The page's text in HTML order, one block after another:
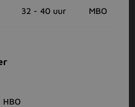
32 - 40 uur MBO
HBO